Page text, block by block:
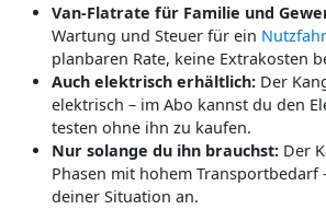
Van-Flatrate für Familie und
Wartung und Steuer für ein
planbaren Rate, keine Extrakosten
Auch elektrisch erhältlich: Der
elektrisch – im Abo kannst du den
testen ohne ihn zu kaufen.
Nur solange du ihn brauchst: Der
Phasen mit hohem Transportbedarf
deiner Situation an.